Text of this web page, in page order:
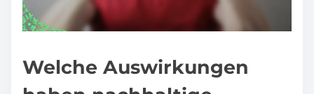
Welche Auswirkungen